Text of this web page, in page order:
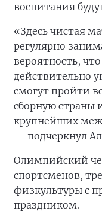
воспитания
«Здесь чистая
регулярно
вероятность,
действительно
смогут пройти
сборную страны
крупнейших
— подчеркнул
Олимпийский
спортсменов,
физкультуры с
праздником.